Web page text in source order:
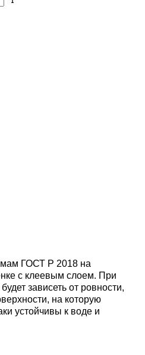
ГОСТ Р 2018 на
с клеевым слоем. При
зависеть от ровности,
на которую
устойчивы к воде и